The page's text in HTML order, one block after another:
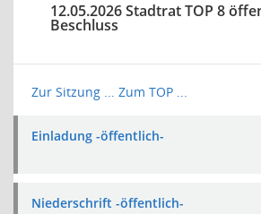
12.05.2026 Stadtrat TOP 8
Beschluss
Zur Sitzung ... Zum TOP ...
Einladung -öffentlich-
Niederschrift -öffentlich-